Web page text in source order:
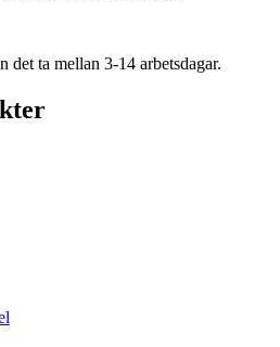
det ta mellan 3-14 arbetsdagar.